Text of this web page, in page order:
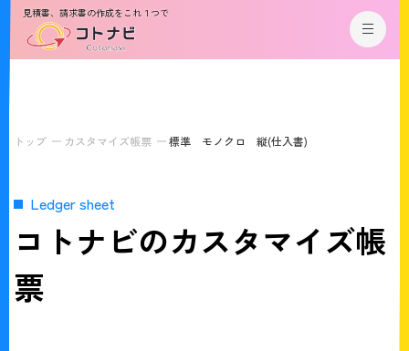
見積書、請求書の作成をこれ１つで
トップ カスタマイズ帳票 標準 モノクロ 縦(仕入書)
Ledger sheet
コトナビのカスタマイズ帳
票